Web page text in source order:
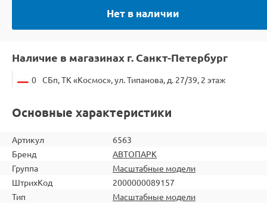
Нет в наличии
Наличие в магазинах г. Санкт-Петербург
0 СБп, ТК «Космос», ул. Типанова, д. 27/39, 2 этаж
Основные характеристики
Артикул
6563
Бренд
АВТОПАРК
Группа
Масштабные модели
ШтрихКод
2000000089157
Тип
Масштабные модели